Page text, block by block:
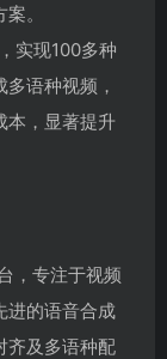
。
实现100多种
语种视频，
本，显著提升
，专注于视频
进的语音合成
齐及多语种配